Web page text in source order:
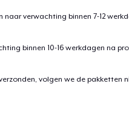
verwachting binnen 7-12
binnen 10-16 werkdagen na
volgen we de pakketten
Classic Pullover Hoodie